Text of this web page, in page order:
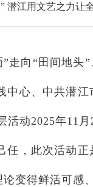
江用文艺之力让
向“田间地头
心、中共潜
动2025年11
，此次活动
变得鲜活可感